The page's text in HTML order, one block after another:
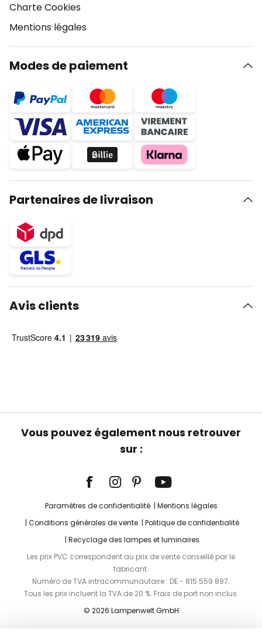
Charte Cookies
Mentions légales
Modes de paiement
Partenaires de livraison
Avis clients
Vous pouvez également nous retrouver
sur :
Paramètres de confidentialité
Mentions légales
Conditions générales de vente
Politique de confidentialité
Recyclage des lampes et luminaires
Les prix PVC correspondent au prix de vente conseillé par le
fabricant.
Numéro de TVA intracommunautaire : DE - 815 559 897.
Tous les prix incluent la TVA de 20 %. Frais de port non inclus.
© 2026 Lampenwelt GmbH